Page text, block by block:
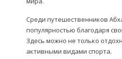
Среди путешественников
популярностью благодаря
Здесь можно не только
активными видами спорта.